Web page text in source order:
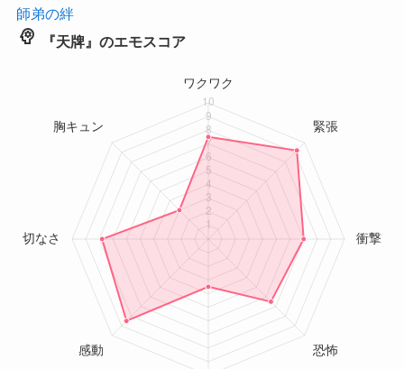
師弟の絆
psychology 『天牌』のエモスコア